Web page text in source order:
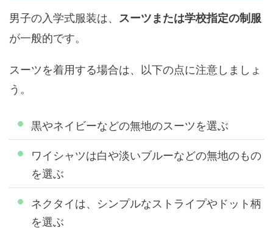
男子の入学式服装は、 スーツまたは学校指定の制服
が一般的です。
スーツを着用する場合は、以下の点に注意しましょ
う。
黒やネイビーなどの無地のスーツを選ぶ
ワイシャツは白や淡いブルーなどの無地のもの
を選ぶ
ネクタイは、シンプルなストライプやドット柄
を選ぶ